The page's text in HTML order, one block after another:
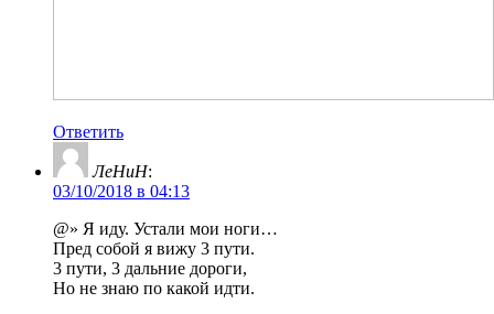
Ответить
ЛеНиН:
03/10/2018 в 04:13
@» Я иду. Устали мои ноги…
Пред собой я вижу 3 пути.
3 пути, 3 дальние дороги,
Но не знаю по какой идти.